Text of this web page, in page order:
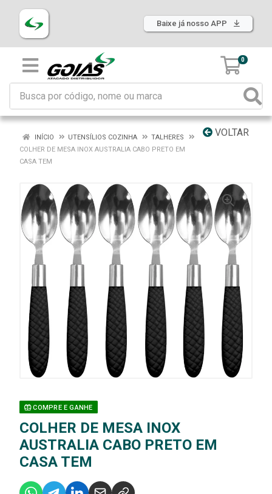
Baixe já nosso APP
0
VOLTAR
INÍCIO UTENSÍLIOS COZINHA
TALHERES
COLHER DE MESA INOX AUSTRALIA CABO PRETO EM
CASA TEM
COMPRE E GANHE
COLHER DE MESA INOX
AUSTRALIA CABO PRETO EM
CASA TEM